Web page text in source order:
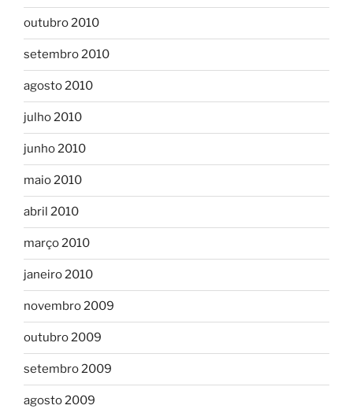
outubro 2010
setembro 2010
agosto 2010
julho 2010
junho 2010
maio 2010
abril 2010
março 2010
janeiro 2010
novembro 2009
outubro 2009
setembro 2009
agosto 2009